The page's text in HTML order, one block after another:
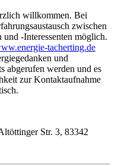
willkommen. Bei
zwischen
-Interessenten möglich.
tacherting.de
und
abgerufen werden und es
zur Kontaktaufnahme
Str. 3, 83342